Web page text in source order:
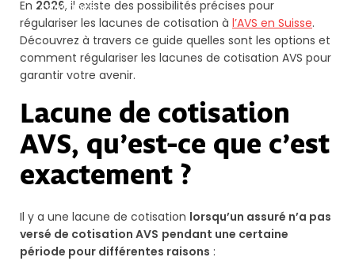
confiance.
En 2026, il existe des possibilités précises pour
régulariser les lacunes de cotisation à l’AVS en Suisse.
Découvrez à travers ce guide quelles sont les options et
comment régulariser les lacunes de cotisation AVS pour
garantir votre avenir.
Lacune de cotisation
AVS, qu’est-ce que c’est
exactement ?
Il y a une lacune de cotisation lorsqu’un assuré n’a pas
versé de cotisation AVS pendant une certaine
période pour différentes raisons :